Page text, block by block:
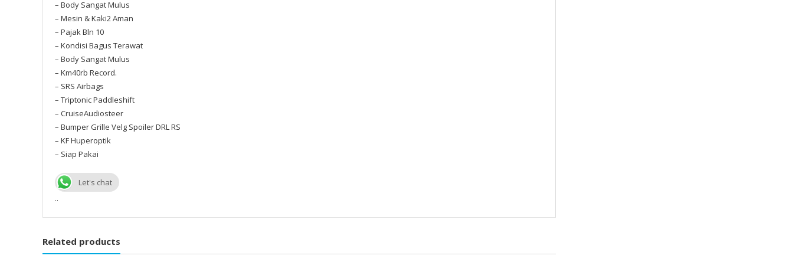
– Body Sangat Mulus
– Mesin & Kaki2 Aman
– Pajak Bln 10
– Kondisi Bagus Terawat
– Body Sangat Mulus
– Km40rb Record.
– SRS Airbags
– Triptonic Paddleshift
– CruiseAudiosteer
– Bumper Grille Velg Spoiler DRL RS
– KF Huperoptik
– Siap Pakai
Let's chat
..
Related products